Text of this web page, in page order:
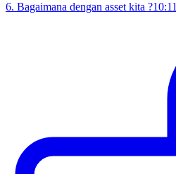
6. Bagaimana dengan asset kita ?10:11